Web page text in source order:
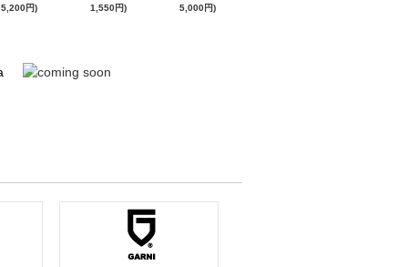
5,200円)
1,550円)
5,000円)